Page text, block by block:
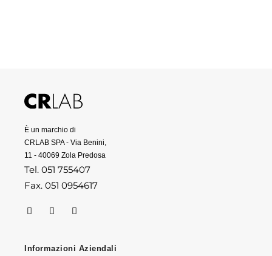
È un marchio di
CRLAB SPA - Via Benini,
11 - 40069 Zola Predosa
Tel. 051 755407
Fax. 051 0954617
Informazioni Aziendali